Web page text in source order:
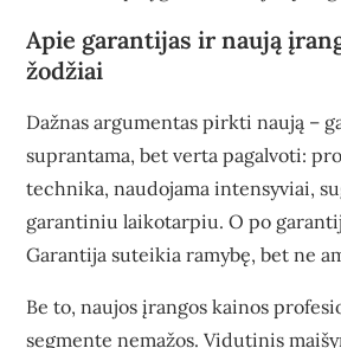
Apie garantijas ir naują
žodžiai
Dažnas argumentas pirkti naują –
suprantama, bet verta pagalvoti:
technika, naudojama intensyviai,
garantiniu laikotarpiu. O po
Garantija suteikia ramybę, bet ne
Be to, naujos įrangos kainos
segmente nemažos. Vidutinis